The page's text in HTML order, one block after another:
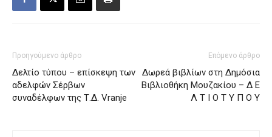
Προηγούμενο άρθρο
Δελτίο τύπου – επίσκεψη των
αδελφών Σέρβων
συναδέλφων της Τ.Δ. Vranje
Επόμενο άρθρο
Δωρεά βιβλίων στη Δημόσια
Βιβλιοθήκη Μουζακίου – Δ Ε
Λ Τ Ι Ο Τ Υ Π Ο Υ